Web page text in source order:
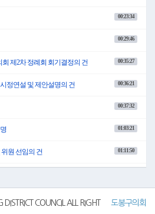
별시 도봉구의회 제2차 정례회 제1차 본회의
하여 주시기 바랍니다.
2차 정례회는 지방자치법 제53조 및 서울특별
규정에 따라 11월 18일부터 12월 20일까지 33
에 대하여 보고드리겠습니다.
.
00:23:34
00:29:46
제2차 정례회 회기결정의 건 00:35:27
정연설 및 제안설명의 건 00:36:21
00:37:32
01:03:21
원 선임의 건 01:11:50
도봉구의회
COUNCIL ALL RIGHT